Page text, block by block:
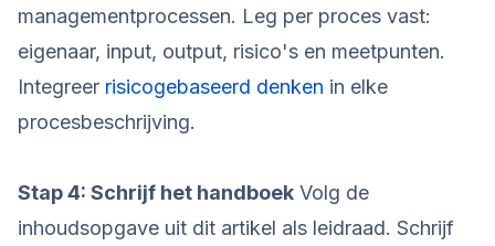
managementprocessen. Leg per proces vast:
eigenaar, input, output, risico's en meetpunten.
Integreer risicogebaseerd denken in elke
procesbeschrijving.
Stap 4: Schrijf het handboek Volg de
inhoudsopgave uit dit artikel als leidraad. Schrijf